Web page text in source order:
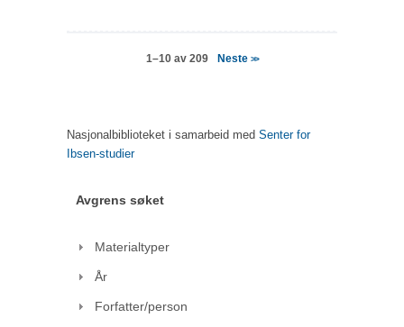
1–10 av 209 Neste >>
Nasjonalbiblioteket i samarbeid med Senter for
Ibsen-studier
Avgrens søket
Materialtyper
År
Forfatter/person